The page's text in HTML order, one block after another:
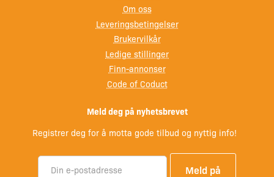
Om oss
Leveringsbetingelser
Brukervilkår
Ledige stillinger
Finn-annonser
Code of Coduct
Meld deg på nyhetsbrevet
Registrer deg for å motta gode tilbud og nyttig info!